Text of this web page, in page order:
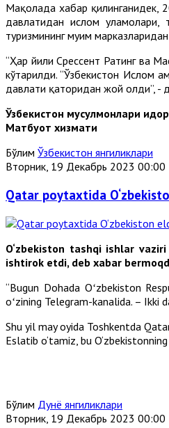
Мақолада хабар қилинганидек,
давлатидан ислом уламолари,
туризмининг муҳим
“Ҳар йили Cресcент Ратинг ва
кўтарилди. “Ўзбекистон Ислом
давлати қаторидан жой олди”, -
Ўзбекистон мусулмонлари
Матбуот хизмати
Бўлим Ўзбекистон янгиликлари
Вторник, 19 Декабрь 2023 00:00
Qatar poytaxtida
O‘zbekiston tashqi ishlar
ishtirok etdi, deb xabar
“Bugun Dohada Oʻzbekiston
oʻzining Telegram-kanalida. –
Shu yil may oyida Toshkentda
Eslatib o‘tamiz, bu
Бўлим Дунё янгиликлари
Вторник, 19 Декабрь 2023 00:00